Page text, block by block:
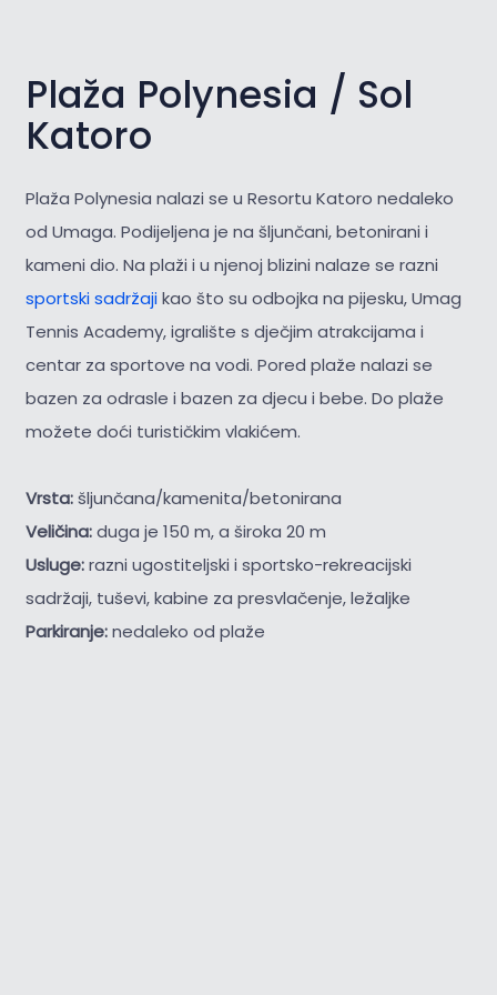
Plaža Polynesia / Sol
Katoro
Plaža Polynesia nalazi se u Resortu Katoro nedaleko
od Umaga. Podijeljena je na šljunčani, betonirani i
kameni dio. Na plaži i u njenoj blizini nalaze se razni
sportski sadržajikao što su odbojka na pijesku, Umag
Tennis Academy, igralište s dječjim atrakcijama i
centar za sportove na vodi. Pored plaže nalazi se
bazen za odrasle i bazen za djecu i bebe. Do plaže
možete doći turističkim vlakićem.
Vrsta:šljunčana/kamenita/betonirana
Veličina:duga je 150 m, a široka 20 m
Usluge:razni ugostiteljski i sportsko-rekreacijski
sadržaji, tuševi, kabine za presvlačenje, ležaljke
Parkiranje:nedaleko od plaže